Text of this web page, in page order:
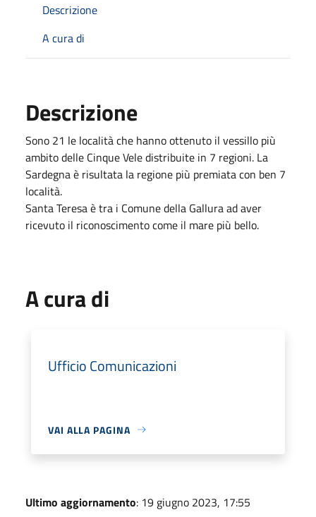
Descrizione
A cura di
Descrizione
Sono 21 le località che hanno ottenuto il vessillo più
ambito delle Cinque Vele distribuite in 7 regioni. La
Sardegna è risultata la regione più premiata con ben 7
località.
Santa Teresa è tra i Comune della Gallura ad aver
ricevuto il riconoscimento come il mare più bello.
A cura di
Ufficio Comunicazioni
VAI ALLA PAGINA
Ultimo aggiornamento: 19 giugno 2023, 17:55